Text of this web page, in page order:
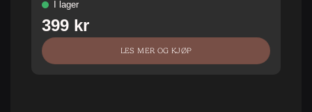
LES MER OG KJØP